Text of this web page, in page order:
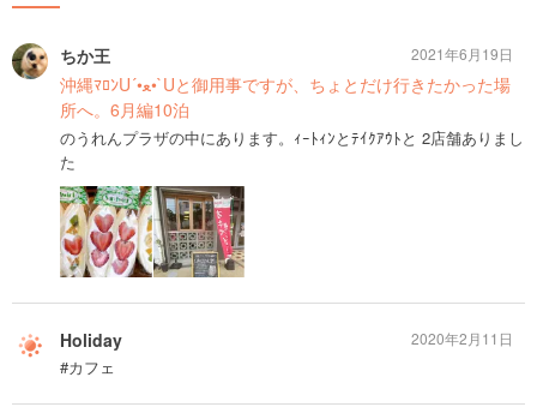
ちか王
沖縄ﾏﾛﾝU´•ﻌ•`Uと御用事ですが、ちょとだけ行きたかった場
所へ。6月編10泊
のうれんプラザの中にあります。ｨｰﾄｨﾝとﾃｲｸｱｳﾄと 2店舗ありまし
た
2021年6月19日
Holiday
#カフェ
2020年2月11日